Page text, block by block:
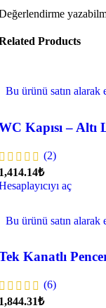
Products
Bu ürünü satın alarak
Kapısı –
(2)
aç
Bu ürünü satın alarak
Kanatlı
(6)